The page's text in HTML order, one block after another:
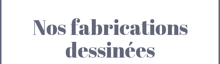
Nos fabrications
dessinées